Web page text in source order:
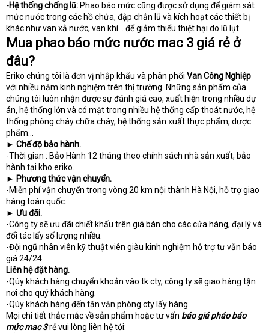
-Hệ thống chống lũ: Phao báo mức cũng được sử dụng để giám sát
mức nước trong các hồ chứa, đập chắn lũ và kích hoạt các thiết bị
khác như van xả nước, van khí… để giảm thiểu thiệt hại do lũ lụt.
Mua phao báo mức nước mac 3 giá rẻ ở
đâu?
Eriko chúng tôi là đơn vị nhập khẩu và phân phối Van Công Nghiệp
với nhiều năm kinh nghiệm trên thị trường. Những sản phẩm của
chúng tôi luôn nhận được sự đánh giá cao, xuất hiện trong nhiều dự
án, hệ thống lớn và có mặt trong nhiều hệ thống cấp thoát nước, hệ
thống phòng cháy chữa cháy, hệ thống sản xuất thực phẩm, dược
phẩm…
► Chế độ bảo hành.
-Thời gian : Bảo Hành 12 tháng theo chính sách nhà sản xuất, bảo
hành tại kho eriko.
► Phương thức vận chuyển.
-Miễn phí vận chuyển trong vòng 20 km nội thành Hà Nội, hỗ trợ giao
hàng toàn quốc.
► Ưu đãi.
-Công ty sẽ ưu đãi chiết khấu trên giá bán cho các cửa hàng, đại lý và
đối tác lấy số lượng nhiều.
-Đội ngũ nhân viên kỹ thuật viên giàu kinh nghiệm hỗ trợ tư vẫn báo
giá 24/24.
Liên hệ đặt hàng.
-Qúy khách hàng chuyển khoản vào tk cty, công ty sẽ giao hàng tận
nơi cho quý khách hàng.
-Qúy khách hàng đến tận văn phòng cty lấy hàng.
Mọi chi tiết thắc mắc về sản phẩm hoặc tư vấn báo giá pháo báo
mức mac 3rẻ vui lòng liên hệ tới: